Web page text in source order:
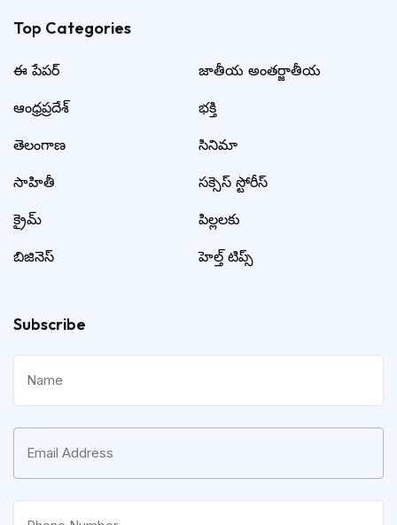
Top Categories​
ఈ పేపర్
ఆంధ్రప్రదేశ్
తెలంగాణ
సాహితీ
క్రైమ్
బిజినెస్
జాతీయ అంతర్జాతీయ
భక్తి
సినిమా
సక్సెస్ స్టోరీస్
పిల్లలకు
హెల్త్ టిప్స్
Subscribe